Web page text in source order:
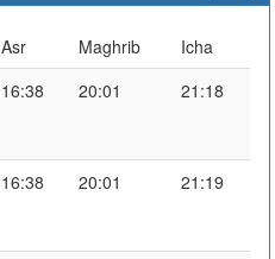
Asr Maghrib
Icha
16:38 20:01 21:18
16:38 20:01 21:19